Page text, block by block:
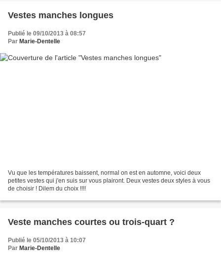
Vestes manches longues
Publié le 09/10/2013 à 08:57
Par Marie-Dentelle
Vu que les températures baissent, normal on est en automne, voici deux
petites vestes qui j'en suis sur vous plairont. Deux vestes deux styles à vous
de choisir ! Dilem du choix !!!!
Veste manches courtes ou trois-quart ?
Publié le 05/10/2013 à 10:07
Par Marie-Dentelle